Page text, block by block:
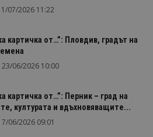
07/2026 11:22
картичка от…”: Пловдив, градът на
23/06/2026 10:00
картичка от…”: Перник – град на
културата и вдъхновяващите...
06/2026 09:01